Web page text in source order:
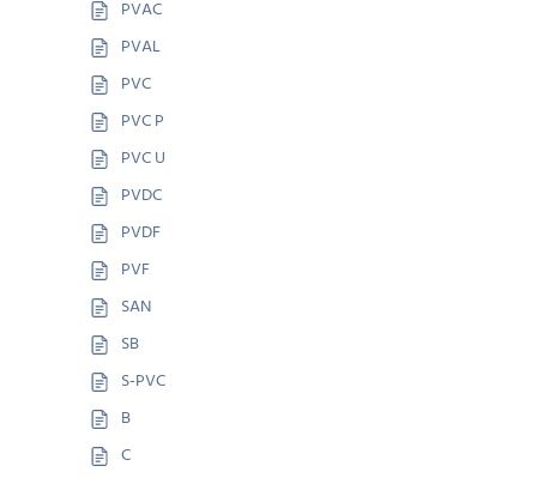
PVAC
PVAL
PVC
PVC P
PVC U
PVDC
PVDF
PVF
SAN
SB
S-PVC
B
C